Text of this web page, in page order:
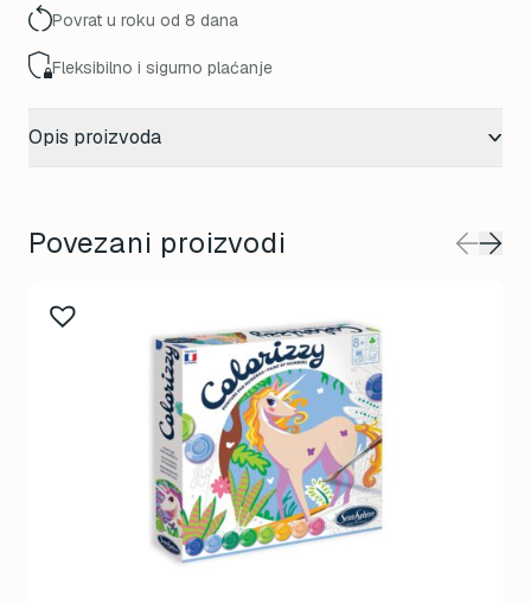
Povrat u roku od 8 dana
Fleksibilno i sigurno plaćanje
Opis proizvoda
Povezani proizvodi